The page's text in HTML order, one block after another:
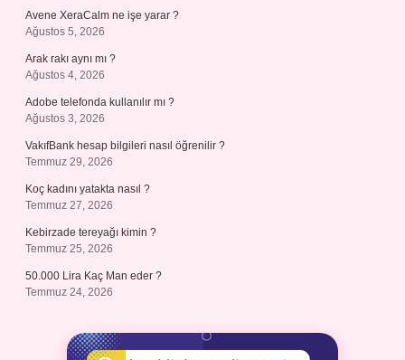
Avene XeraCalm ne işe yarar ?
Ağustos 5, 2026
Arak rakı aynı mı ?
Ağustos 4, 2026
Adobe telefonda kullanılır mı ?
Ağustos 3, 2026
VakıfBank hesap bilgileri nasıl öğrenilir ?
Temmuz 29, 2026
Koç kadını yatakta nasıl ?
Temmuz 27, 2026
Kebirzade tereyağı kimin ?
Temmuz 25, 2026
50.000 Lira Kaç Man eder ?
Temmuz 24, 2026